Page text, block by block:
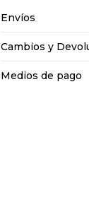
Envíos
Cambios y
Medios de pago